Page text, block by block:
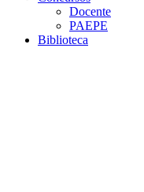
Docente
PAEPE
Biblioteca